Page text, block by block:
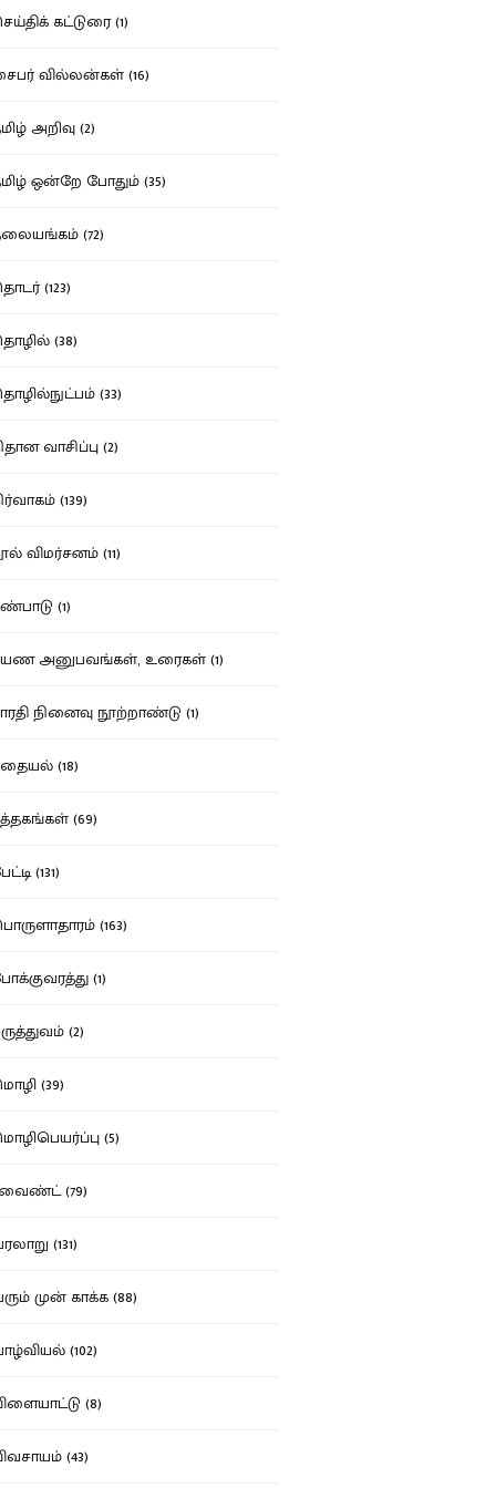
கட்டுரை (1)
வில்லன்கள் (16)
அறிவு (2)
ஒன்றே போதும் (35)
(72)
(123)
(38)
(33)
வாசிப்பு (2)
(139)
விமர்சனம் (11)
(1)
அனுபவங்கள், உரைகள் (1)
நினைவு நூற்றாண்டு (1)
(18)
(69)
(131)
(163)
(1)
(2)
(39)
(5)
(79)
(131)
முன் காக்க (88)
(102)
(8)
(43)